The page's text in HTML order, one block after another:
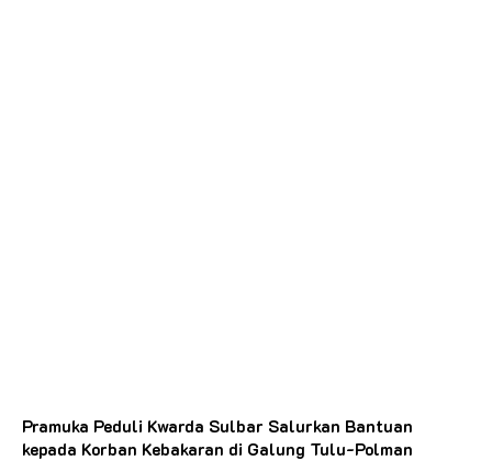
Pramuka Peduli Kwarda Sulbar Salurkan Bantuan
kepada Korban Kebakaran di Galung Tulu-Polman